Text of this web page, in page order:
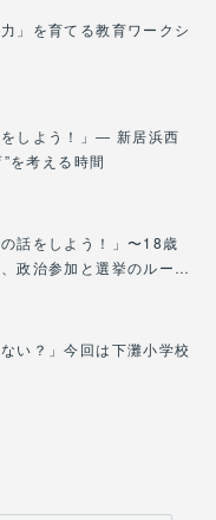
」を育てる教育ワークシ
をしよう！」― 新居浜西
を考える時間
話をしよう！」〜18歳
政治参加と選挙のルー…
い？」今回は下灘小学校